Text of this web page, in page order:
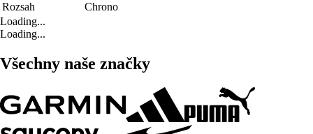
Rozsah
Chrono
Loading...
Loading...
Všechny naše značky